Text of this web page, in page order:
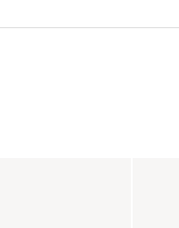
translation) to return to